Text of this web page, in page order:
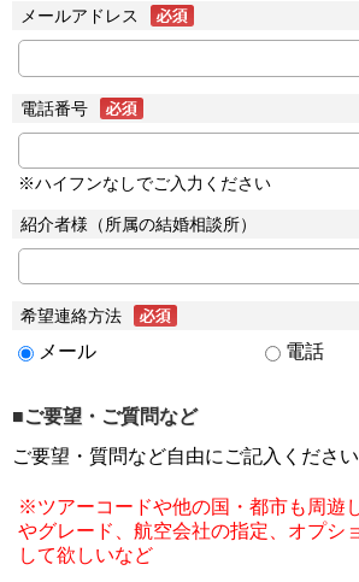
メールアドレス
電話番号
※ハイフンなしでご入力ください
紹介者様（所属の結婚相談所）
希望連絡方法
メール 電話
■ご要望・ご質問など
ご要望・質問など自由にご記入ください
※ツアーコードや他の国・都市も周遊
やグレード、航空会社の指定、オプシ
して欲しいなど